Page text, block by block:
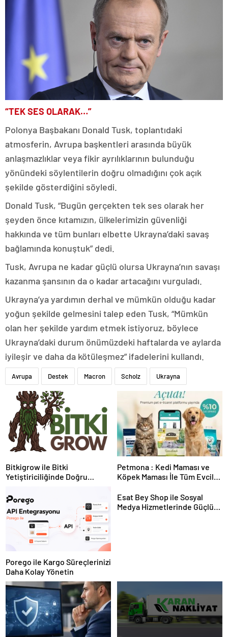
“TEK SES OLARAK…”
Polonya Başbakanı Donald Tusk, toplantıdaki
atmosferin, Avrupa başkentleri arasında büyük
anlaşmazlıklar veya fikir ayrılıklarının bulunduğu
yönündeki söylentilerin doğru olmadığını çok açık
şekilde gösterdiğini söyledi.
Donald Tusk, “Bugün gerçekten tek ses olarak her
şeyden önce kıtamızın, ülkelerimizin güvenliği
hakkında ve tüm bunları elbette Ukrayna’daki savaş
bağlamında konuştuk” dedi.
Tusk, Avrupa ne kadar güçlü olursa Ukrayna’nın savaşı
kazanma şansının da o kadar artacağını vurguladı.
Ukrayna’ya yardımın derhal ve mümkün olduğu kadar
yoğun şekilde gelmesini talep eden Tusk, “Mümkün
olan her şekilde yardım etmek istiyoruz, böylece
Ukrayna’daki durum önümüzdeki haftalarda ve aylarda
iyileşir ve daha da kötüleşmez” ifadelerini kullandı.
Avrupa Destek Macron Scholz Ukrayna
Bitkigrow ile Bitki
Yetiştiriciliğinde Doğru
Petmona : Kedi Maması ve
Köpek Maması İle Tüm Evcil
Porego ile Kargo Süreçlerinizi
Daha Kolay Yönetin
Esat Bey Shop ile Sosyal
Medya Hizmetlerinde Güçlü